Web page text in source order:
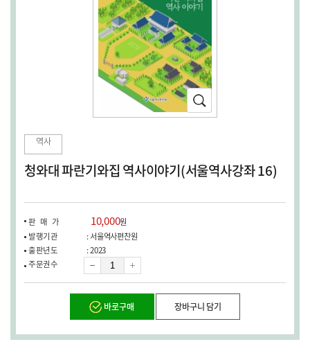
확
대
림)
역사
청와대 파란기와집 역사이야기(서울역사강좌 16)
판매가 10,000원
발행기관
: 서울역사편찬원
출판년도
: 2023
주문권수
량
바로구매 장바구니 담기